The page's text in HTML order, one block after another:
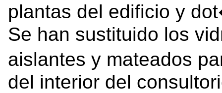
plantas del edificio y
Se han sustituido los
aislantes y mateados
del interior del